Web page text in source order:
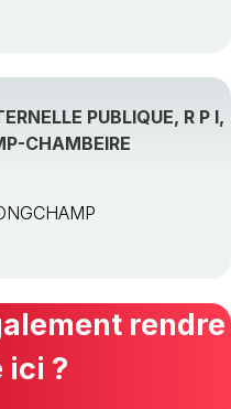
PUBLIQUE, R P I,
CHAMBEIRE
rendre
ici ?